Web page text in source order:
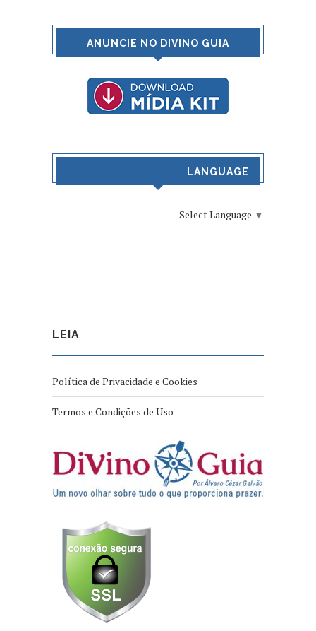
ANUNCIE NO DIVINO GUIA
LANGUAGE
Select Language ▼
LEIA
Política de Privacidade e Cookies
Termos e Condições de Uso